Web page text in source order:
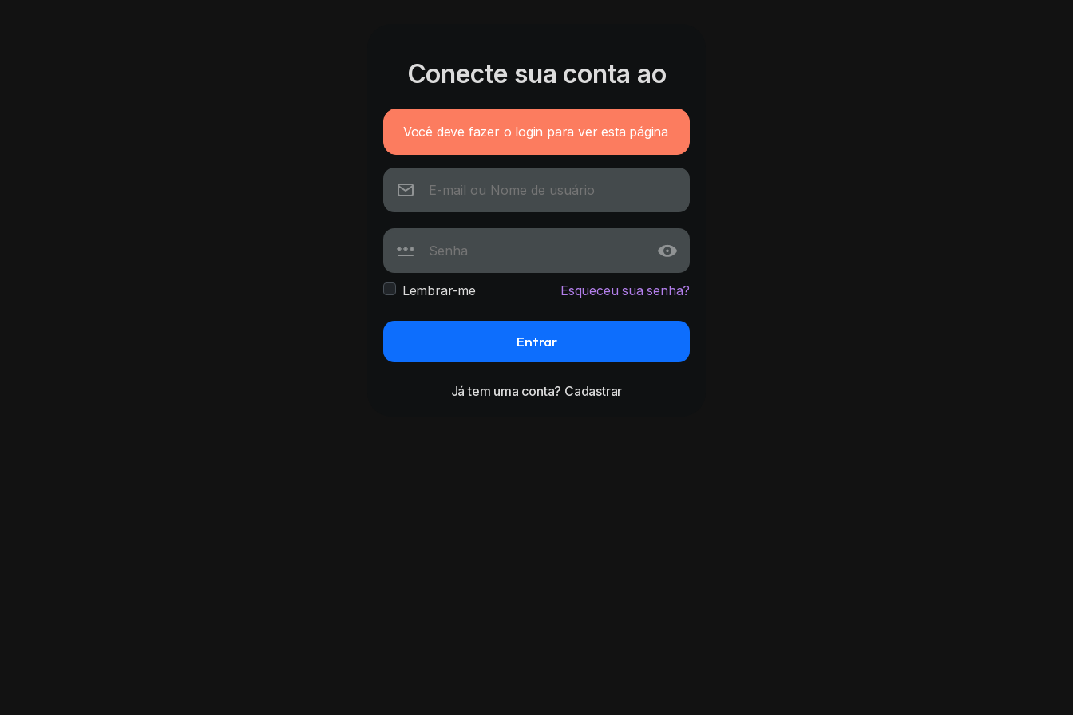
Conecte sua conta ao
Você deve fazer o login para ver esta página
Lembrar-me Esqueceu sua senha?
Entrar
Já tem uma conta? Cadastrar